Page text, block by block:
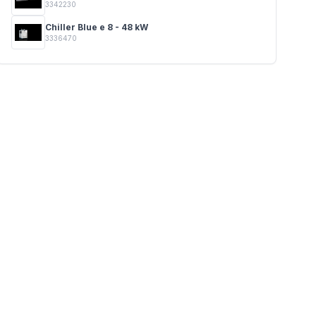
3342230
Chiller Blue e 8 - 48 kW
3336470